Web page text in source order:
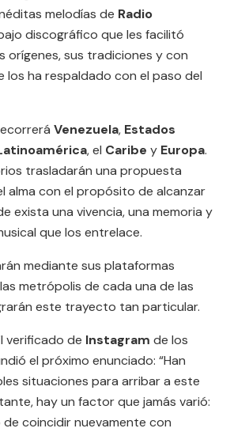
melodías de Radio
discográfico que les facilitó
orígenes, sus tradiciones y con
los ha respaldado con el paso del
Venezuela, Estados
, el Caribe y Europa.
trasladarán una propuesta
alma con el propósito de alcanzar
exista una vivencia, una memoria y
que los entrelace.
mediante sus plataformas
metrópolis de cada una de las
este trayecto tan particular.
verificado de Instagram de los
el próximo enunciado: “Han
situaciones para arribar a este
hay un factor que jamás varió:
coincidir nuevamente con